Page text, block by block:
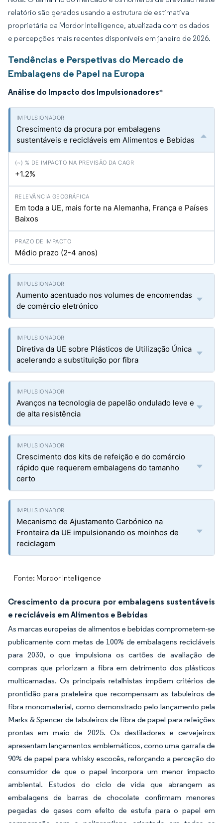
relatório são gerados usando a estrutura de estimativa
proprietária da Mordor Intelligence, atualizada com os dados
e percepções mais recentes disponíveis em janeiro de 2026.
Tendências e Perspetivas do Mercado de
Embalagens de Papel na Europa
Análise do Impacto dos Impulsionadores*
Crescimento da procura por embalagens
sustentáveis e recicláveis em Alimentos e Bebidas
+1.2%
Em toda a UE, mais forte na Alemanha, França e Países
Baixos
Médio prazo (2-4 anos)
Aumento acentuado nos volumes de encomendas
de comércio eletrónico
Diretiva da UE sobre Plásticos de Utilização Única
acelerando a substituição por fibra
Avanços na tecnologia de papelão ondulado leve e
de alta resistência
Crescimento dos kits de refeição e do comércio
rápido que requerem embalagens do tamanho
certo
Mecanismo de Ajustamento Carbónico na
Fronteira da UE impulsionando os moinhos de
reciclagem
Fonte: Mordor Intelligence
Crescimento da procura por embalagens sustentáveis
e recicláveis em Alimentos e Bebidas
As marcas europeias de alimentos e bebidas comprometem-se
publicamente com metas de 100% de embalagens recicláveis
para 2030, o que impulsiona os cartões de avaliação de
compras que priorizam a fibra em detrimento dos plásticos
multicamadas. Os principais retalhistas impõem critérios de
prontidão para prateleira que recompensam as tabuleiros de
fibra monomaterial, como demonstrado pelo lançamento pela
Marks & Spencer de tabuleiros de fibra de papel para refeições
prontas em maio de 2025. Os destiladores e cervejeiros
apresentam lançamentos emblemáticos, como uma garrafa de
90% de papel para whisky escocês, reforçando a perceção do
consumidor de que o papel incorpora um menor impacto
ambiental. Estudos do ciclo de vida que abrangem as
embalagens de barras de chocolate confirmam menores
pegadas de gases com efeito de estufa para o papel em